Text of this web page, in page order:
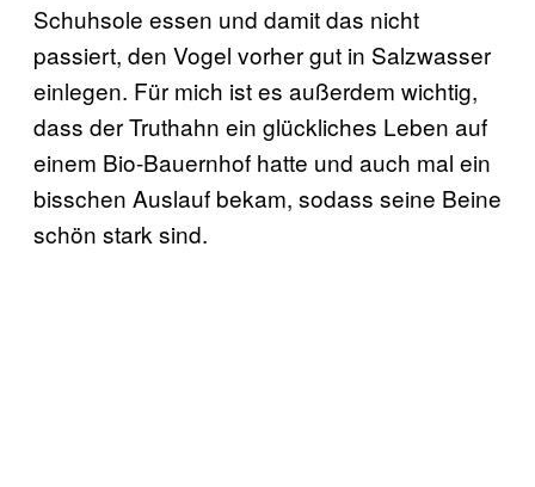
Schuhsole essen und damit das nicht
passiert, den Vogel vorher gut in Salzwasser
einlegen. Für mich ist es außerdem wichtig,
dass der Truthahn ein glückliches Leben auf
einem Bio-Bauernhof hatte und auch mal ein
bisschen Auslauf bekam, sodass seine Beine
schön stark sind.